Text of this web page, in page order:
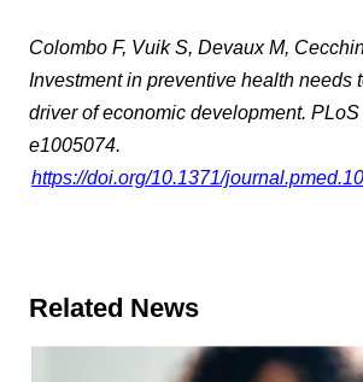
Colombo F, Vuik S, Devaux M,
Investment in preventive health needs
driver of economic development.
e1005074.
https://doi.org/10.1371/
Related News